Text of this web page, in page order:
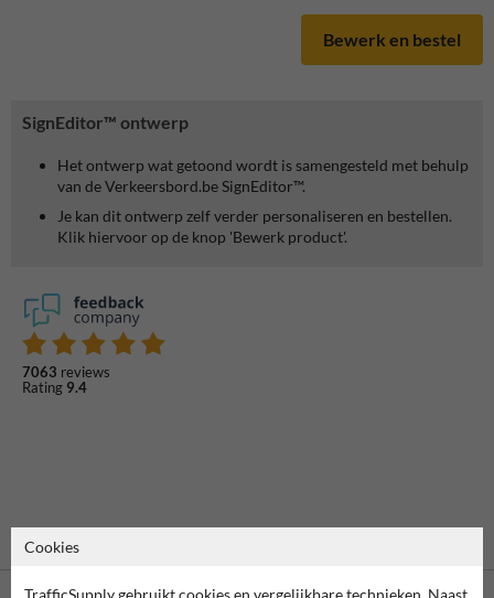
SignEditor™ ontwerp
Het ontwerp wat getoond wordt is samengesteld met behulp
van de Verkeersbord.be SignEditor™.
Je kan dit ontwerp zelf verder personaliseren en bestellen.
Klik hiervoor op de knop 'Bewerk product'.
7063 reviews
Rating 9.4
Bewerk en bestel
Cookies
TrafficSupply gebruikt cookies en vergelijkbare technieken. Naast